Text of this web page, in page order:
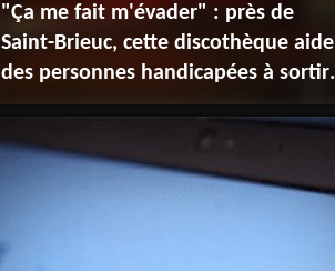
"Ça me fait m'évader" : près de
Saint-Brieuc, cette discothèque aide
des personnes handicapées à sortir
de l'isolement